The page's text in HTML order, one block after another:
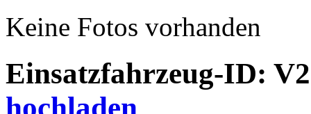
Keine Fotos vorhanden
Einsatzfahrzeug-ID:
hochladen